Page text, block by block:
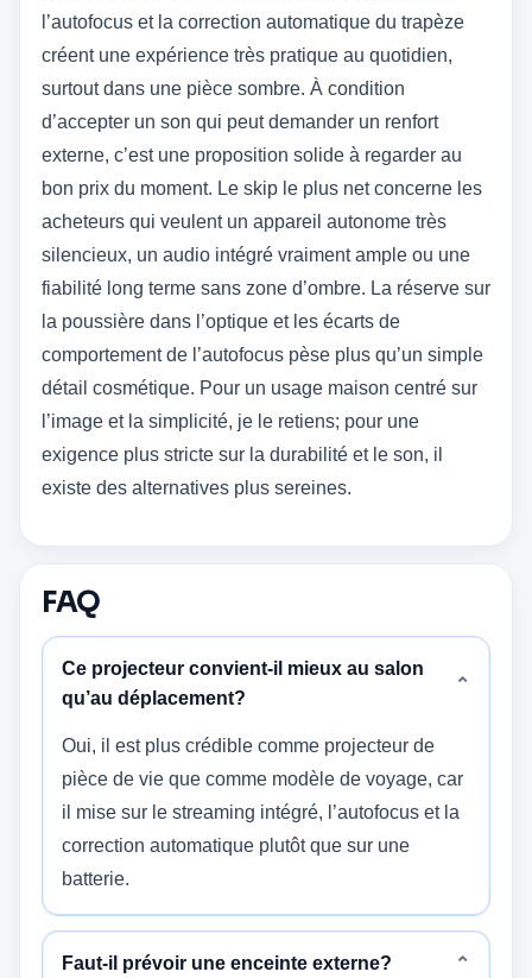
l’autofocus et la correction automatique du trapèze
créent une expérience très pratique au quotidien,
surtout dans une pièce sombre. À condition
d’accepter un son qui peut demander un renfort
externe, c’est une proposition solide à regarder au
bon prix du moment. Le skip le plus net concerne les
acheteurs qui veulent un appareil autonome très
silencieux, un audio intégré vraiment ample ou une
fiabilité long terme sans zone d’ombre. La réserve sur
la poussière dans l’optique et les écarts de
comportement de l’autofocus pèse plus qu’un simple
détail cosmétique. Pour un usage maison centré sur
l’image et la simplicité, je le retiens; pour une
exigence plus stricte sur la durabilité et le son, il
existe des alternatives plus sereines.
FAQ
Ce projecteur convient-il mieux au salon
qu’au déplacement?
⌄
Oui, il est plus crédible comme projecteur de
pièce de vie que comme modèle de voyage, car
il mise sur le streaming intégré, l’autofocus et la
correction automatique plutôt que sur une
batterie.
Faut-il prévoir une enceinte externe? ⌄